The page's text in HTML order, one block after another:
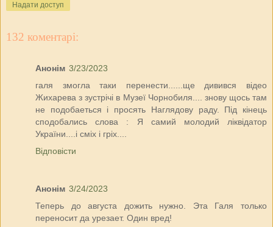
Надати доступ
132 коментарі:
Анонім 3/23/2023
галя змогла таки перенести......ще дивився відео
Жихарева з зустрічі в Музеї Чорнобиля.... знову щось там
не подобаеться і просять Наглядову раду. Під кінець
сподобались слова : Я самий молодий ліквідатор
України....і сміх і гріх....
Відповісти
Анонім 3/24/2023
Теперь до августа дожить нужно. Эта Галя только
переносит да урезает. Один вред!